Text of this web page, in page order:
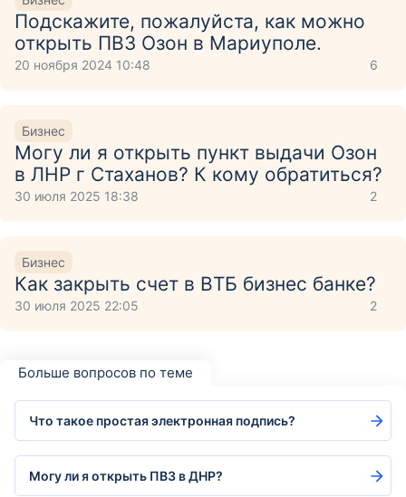
Подскажите, пожалуйста, как можно
открыть ПВЗ Озон в Мариуполе.
20 ноября 2024 10:48 6
Бизнес
Могу ли я открыть пункт выдачи Озон
в ЛНР г Стаханов? К кому обратиться?
30 июля 2025 18:38 2
Бизнес
Как закрыть счет в ВТБ бизнес банке?
30 июля 2025 22:05 2
Больше вопросов по теме
Что такое простая электронная подпись?
Могу ли я открыть ПВЗ в ДНР?